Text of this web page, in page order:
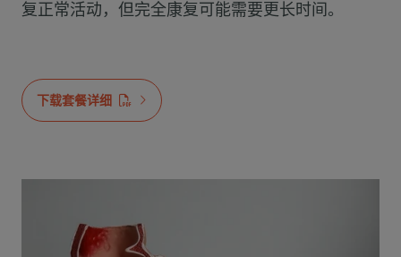
复正常活动，但完全康复可能需要更长时间。
下载套餐详细